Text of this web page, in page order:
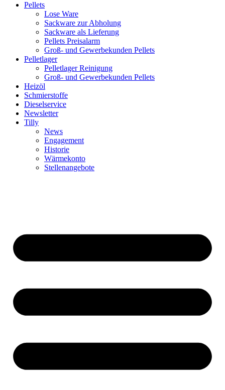
Pellets
Lose Ware
Sackware zur Abholung
Sackware als Lieferung
Pellets Preisalarm
Groß- und Gewerbekunden Pellets
Pelletlager
Pelletlager Reinigung
Groß- und Gewerbekunden Pellets
Heizöl
Schmierstoffe
Dieselservice
Newsletter
Tilly
News
Engagement
Historie
Wärmekonto
Stellenangebote